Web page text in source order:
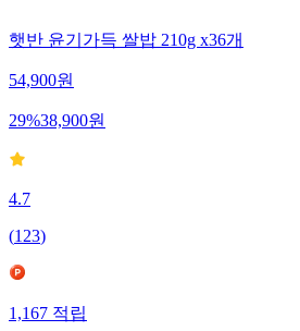
햇반 윤기가득 쌀밥 210g x36개
54,900원
29%38,900원
4.7
(123)
1,167적립